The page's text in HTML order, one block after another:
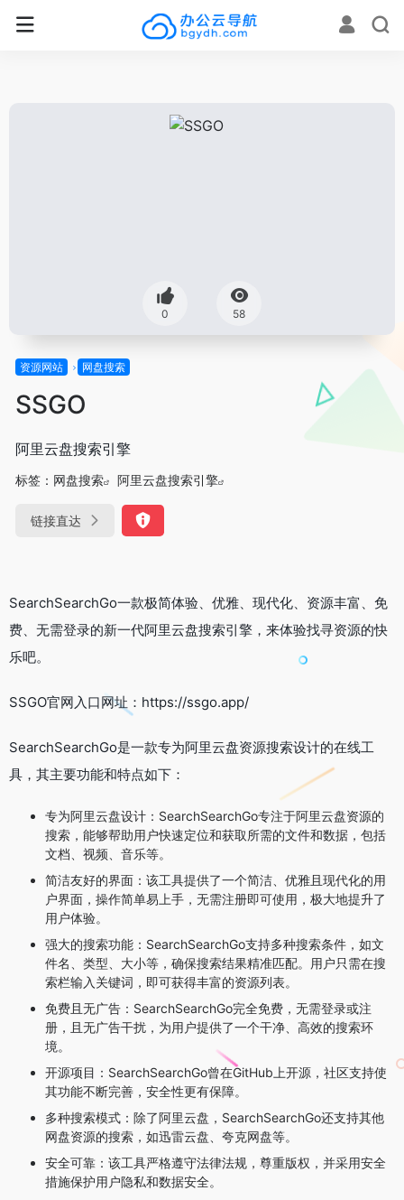
0 58
资源网站 网盘搜索
SSGO
阿里云盘搜索引擎
标签： 网盘搜索 阿里云盘搜索引擎
链接直达
SearchSearchGo一款极简体验、优雅、现代化、资源丰富、免
费、无需登录的新一代阿里云盘搜索引擎，来体验找寻资源的快
乐吧。
SSGO官网入口网址：https://ssgo.app/
SearchSearchGo是一款专为阿里云盘资源搜索设计的在线工
具，其主要功能和特点如下：
专为阿里云盘设计：SearchSearchGo专注于阿里云盘资源的
搜索，能够帮助用户快速定位和获取所需的文件和数据，包括
文档、视频、音乐等。
简洁友好的界面：该工具提供了一个简洁、优雅且现代化的用
户界面，操作简单易上手，无需注册即可使用，极大地提升了
用户体验。
强大的搜索功能：SearchSearchGo支持多种搜索条件，如文
件名、类型、大小等，确保搜索结果精准匹配。用户只需在搜
索栏输入关键词，即可获得丰富的资源列表。
免费且无广告：SearchSearchGo完全免费，无需登录或注
册，且无广告干扰，为用户提供了一个干净、高效的搜索环
境。
开源项目：SearchSearchGo曾在GitHub上开源，社区支持使
其功能不断完善，安全性更有保障。
多种搜索模式：除了阿里云盘，SearchSearchGo还支持其他
网盘资源的搜索，如迅雷云盘、夸克网盘等。
安全可靠：该工具严格遵守法律法规，尊重版权，并采用安全
措施保护用户隐私和数据安全。